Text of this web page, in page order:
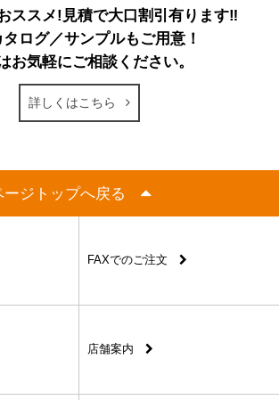
ススメ!見積で大口割引有ります‼
ログ／サンプルもご用意！
お気軽にご相談ください。
詳しくはこちら
ージトップへ戻る
FAXでのご注文
店舗案内